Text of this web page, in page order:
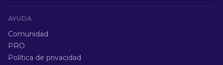
AYUDA
Comunidad
PRO
Política de privacidad